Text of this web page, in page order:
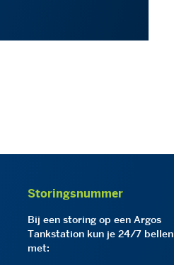
Storingsnummer
Bij een storing op een Argos
Tankstation kun je 24/7 bellen
met: